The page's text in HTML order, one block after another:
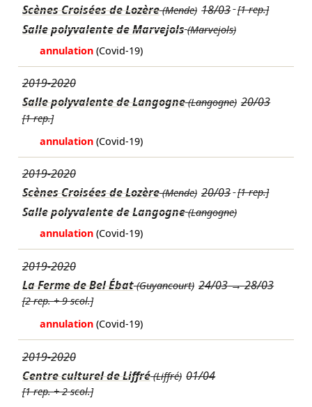
Scènes Croisées de Lozère(Mende) 18/03 [1 rep.]
Salle polyvalente de Marvejols (Marvejols)
annulation (Covid-19)
2019-2020
Salle polyvalente de Langogne(Langogne) 20/03
[1 rep.]
annulation (Covid-19)
2019-2020
Scènes Croisées de Lozère(Mende) 20/03 [1 rep.]
Salle polyvalente de Langogne (Langogne)
annulation (Covid-19)
2019-2020
La Ferme de Bel Ébat(Guyancourt) 24/03→28/03
[2 rep. + 9 scol.]
annulation (Covid-19)
2019-2020
Centre culturel de Liffré(Liffré) 01/04
[1 rep. + 2 scol.]